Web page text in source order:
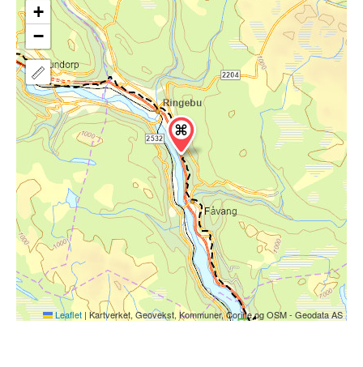
+
−
Leaflet | Kartverket, Geovekst, Kommuner, Corine og OSM - Geodata AS